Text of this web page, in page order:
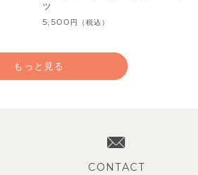
ツ
5,500 円 （税込）
もっと見る
CONTACT